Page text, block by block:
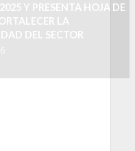
Y PRESENTA HOJA DE
LA
DEL SECTOR